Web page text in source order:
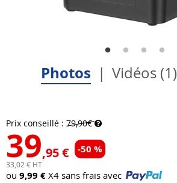
Photos Vidéos (1)
Prix conseillé : 79,90€
39,95 € -50 %
33,02 € HT
ou 9,99 € X4 sans frais avec